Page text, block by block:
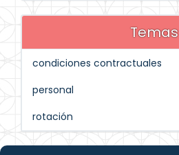
Temas
condiciones contractuales
personal
rotación